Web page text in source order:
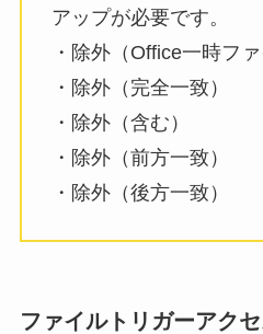
アップが必要です。
・除外（Office一時ファ
・除外（完全一致）
・除外（含む）
・除外（前方一致）
・除外（後方一致）
ファイルトリガーアク